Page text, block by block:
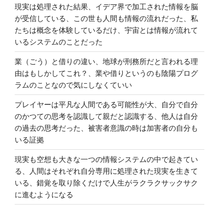
現実は処理された結果、イデア界で加工された情報を脳
が受信している、この世も人間も情報の流れだった、私
たちは概念を体験しているだけ、宇宙とは情報が流れて
いるシステムのことだった
業（ごう）と借りの違い、地球が刑務所だと言われる理
由はもしかしてこれ？、業や借りというのも陰陽プログ
ラムのことなので気にしなくていい
プレイヤーは平凡な人間である可能性が大、自分で自分
のかつての思考を認識して親だと認識する、他人は自分
の過去の思考だった、被害者意識の時は加害者の自分も
いる証拠
現実も空想も大きな一つの情報システムの中で起きてい
る、人間はそれぞれ自分専用に処理された現実を生きて
いる、錯覚を取り除くだけで人生がラクラクサックサク
に進むようになる